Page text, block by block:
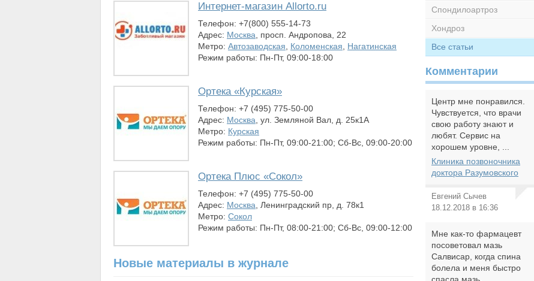
Интернет-магазин Allorto.ru
Телефон: +7(800) 555-14-73
Адрес: Москва , просп. Андропова, 22
Метро: Автозаводская Коломенская
Нагатинская
Режим работы: Пн-Пт, 09:00-18:00
Ортека «Курская»
Телефон: +7 (495) 775-50-00
Адрес: Москва , ул. Земляной Вал, д. 25к1А
Метро: Курская
Режим работы: Пн-Пт, 09:00-21:00; Сб-Вс, 09:00-20:00
Ортека Плюс «Сокол»
Телефон: +7 (495) 775-50-00
Адрес: Москва , Ленинградский пр, д. 78к1
Метро: Сокол
Режим работы: Пн-Пт, 08:00-21:00; Сб-Вс, 09:00-12:00
Новые материалы в журнале
Спондилоартроз
Хондроз
Все статьи
Комментарии
Центр мне понравился.
Чувствуется, что врачи
свою работу знают и
любят. Сервис на
хорошем уровне, ...
Клиника позвоночника
доктора Разумовского
Евгений Сычев
18.12.2018 в 16:36
Мне как-то фармацевт
посоветовал мазь
Салвисар, когда спина
болела и меня быстро